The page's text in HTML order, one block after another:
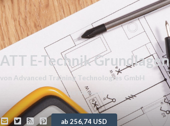
ATT E-Technik Grundlagen
von Advanced Training Technologies GmbH
0,0 0 Bewert.)
ab 256,74 USD